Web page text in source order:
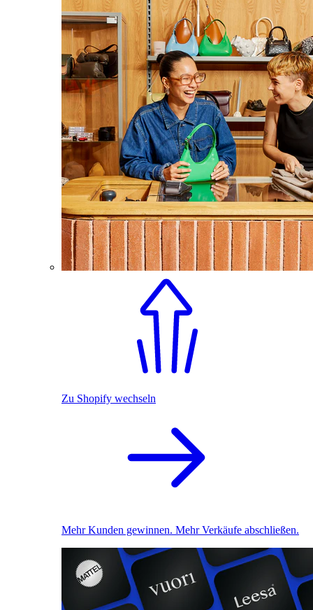
Zu Shopify wechseln
Mehr Kunden gewinnen. Mehr Verkäufe abschließen.